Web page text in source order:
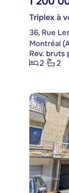
Triplex à
36, Rue
Montréal
Rev. bruts
2
2